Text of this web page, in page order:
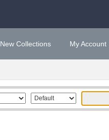
New Collections My Account